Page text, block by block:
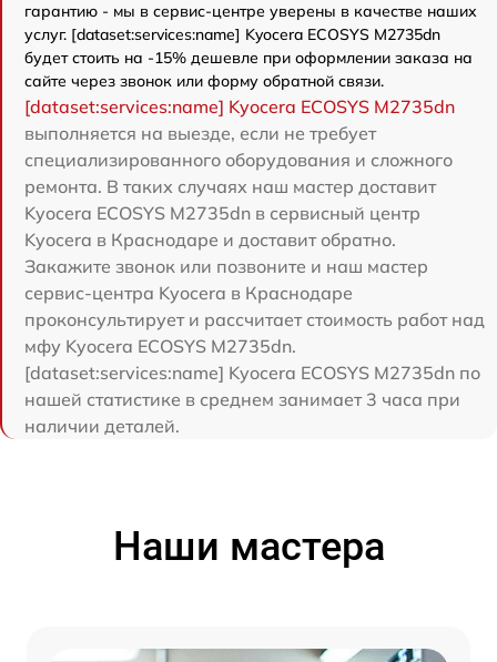
гарантию - мы в сервис-центре уверены в качестве наших
услуг. [dataset:services:name] Kyocera ECOSYS M2735dn
будет стоить на -15% дешевле при оформлении заказа на
сайте через звонок или форму обратной связи.
[dataset:services:name] Kyocera ECOSYS M2735dn
выполняется на выезде, если не требует
специализированного оборудования и сложного
ремонта. В таких случаях наш мастер доставит
Kyocera ECOSYS M2735dn в сервисный центр
Kyocera в Краснодаре и доставит обратно.
Закажите звонок или позвоните и наш мастер
сервис-центра Kyocera в Краснодаре
проконсультирует и рассчитает стоимость работ над
мфу Kyocera ECOSYS M2735dn.
[dataset:services:name] Kyocera ECOSYS M2735dn по
нашей статистике в среднем занимает 3 часа при
наличии деталей.
Наши мастера